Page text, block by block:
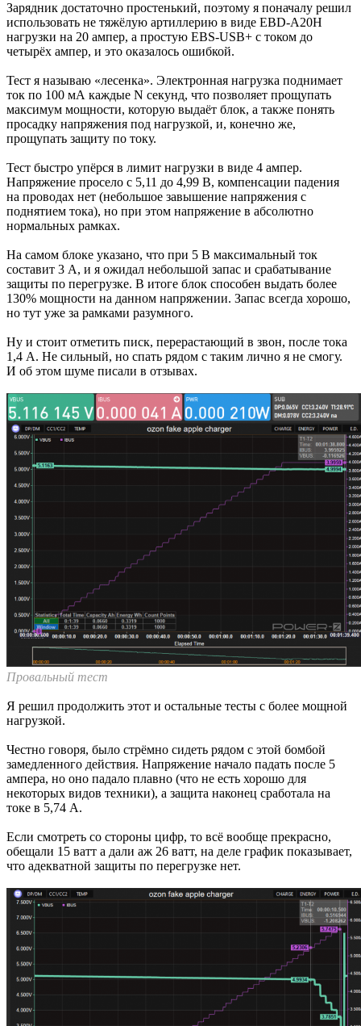
Зарядник достаточно простенький, поэтому я поначалу решил
использовать не тяжёлую артиллерию в виде EBD-A20H
нагрузки на 20 ампер, а простую EBS-USB+ с током до
четырёх ампер, и это оказалось ошибкой.
Тест я называю «лесенка». Электронная нагрузка поднимает
ток по 100 мА каждые N секунд, что позволяет прощупать
максимум мощности, которую выдаёт блок, а также понять
просадку напряжения под нагрузкой, и, конечно же,
прощупать защиту по току.
Тест быстро упёрся в лимит нагрузки в виде 4 ампер.
Напряжение просело с 5,11 до 4,99 В, компенсации падения
на проводах нет (небольшое завышение напряжения с
поднятием тока), но при этом напряжение в абсолютно
нормальных рамках.
На самом блоке указано, что при 5 В максимальный ток
составит 3 А, и я ожидал небольшой запас и срабатывание
защиты по перегрузке. В итоге блок способен выдать более
130% мощности на данном напряжении. Запас всегда хорошо,
но тут уже за рамками разумного.
Ну и стоит отметить писк, перерастающий в звон, после тока
1,4 А. Не сильный, но спать рядом с таким лично я не смогу.
И об этом шуме писали в отзывах.
Провальный тест
Я решил продолжить этот и остальные тесты с более мощной
нагрузкой.
Честно говоря, было стрёмно сидеть рядом с этой бомбой
замедленного действия. Напряжение начало падать после 5
ампера, но оно падало плавно (что не есть хорошо для
некоторых видов техники), а защита наконец сработала на
токе в 5,74 А.
Если смотреть со стороны цифр, то всё вообще прекрасно,
обещали 15 ватт а дали аж 26 ватт, на деле график показывает,
что адекватной защиты по перегрузке нет.